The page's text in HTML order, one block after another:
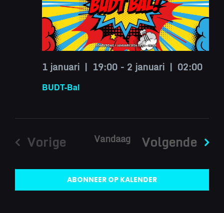
BUDT-Bal
1 januari | 19:00 - 2 januari | 02:00
Vorige
Evenementen
Vandaag Volgende
ABONNEER OP KALENDER